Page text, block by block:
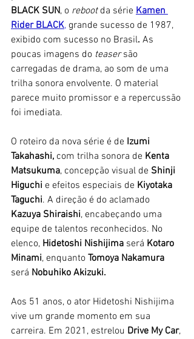
BLACK SUN, o reboot da série Kamen
Rider BLACK, grande sucesso de 1987,
exibido com sucesso no Brasil. As
poucas imagens do teaser são
carregadas de drama, ao som de uma
trilha sonora envolvente. O material
parece muito promissor e a repercussão
foi imediata.
O roteiro da nova série é de Izumi
Takahashi, com trilha sonora de Kenta
Matsukuma, concepção visual de Shinji
Higuchi e efeitos especiais de Kiyotaka
Taguchi. A direção é do aclamado
Kazuya Shiraishi, encabeçando uma
equipe de talentos reconhecidos. No
elenco, Hidetoshi Nishijima será Kotaro
Minami, enquanto Tomoya Nakamura
será Nobuhiko Akizuki.
Aos 51 anos, o ator Hidetoshi Nishijima
vive um grande momento em sua
carreira. Em 2021, estrelou Drive My Car,